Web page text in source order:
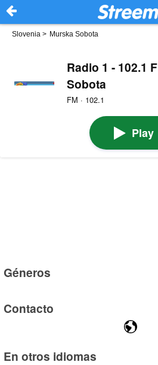
Slovenia > Murska Sobota
Radio 1 - 102.1
Sobota
FM · 102.1
Play
Géneros
Contacto
En otros idiomas